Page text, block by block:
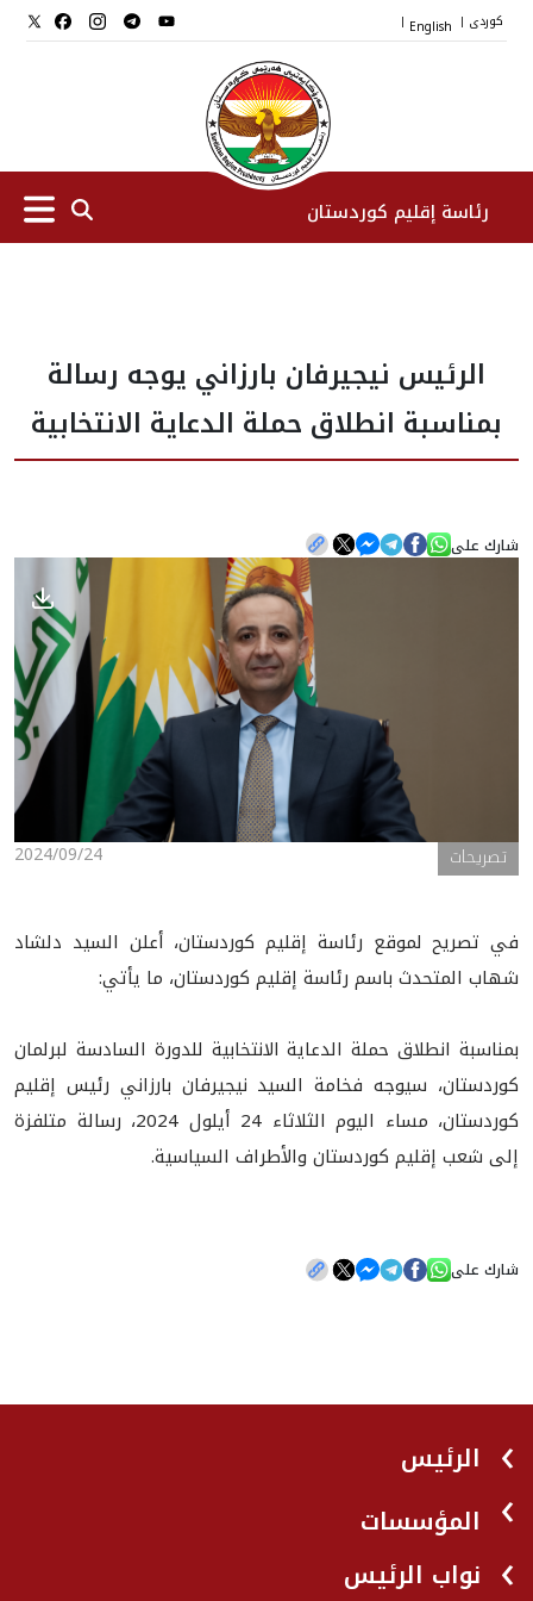
کوردی |
English
|
رئاسة إقليم كوردستان
نواب الرئيس
طاقم الرئاسة
المؤسسات
الرئيس نيجيرفان بارزاني يوجه رسالة
بمناسبة انطلاق حملة الدعاية الانتخابية
شارك على
2024/09/24 تصريحات
في تصريح لموقع رئاسة إقليم كوردستان، أعلن السيد دلشاد
شهاب المتحدث باسم رئاسة إقليم كوردستان، ما يأتي:
بمناسبة انطلاق حملة الدعاية الانتخابية للدورة السادسة لبرلمان
كوردستان، سيوجه فخامة السيد نيجيرفان بارزاني رئيس إقليم
كوردستان، مساء اليوم الثلاثاء 24 أيلول 2024، رسالة متلفزة
إلى شعب إقليم كوردستان والأطراف السياسية.
شارك على
الرئيس
المؤسسات
نواب الرئيس